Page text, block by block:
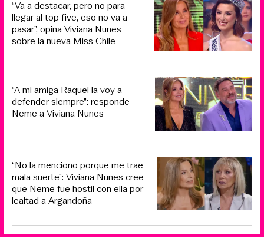
“Va a destacar, pero no para
llegar al top five, eso no va a
pasar”, opina Viviana Nunes
sobre la nueva Miss Chile
“A mi amiga Raquel la voy a
defender siempre”: responde
Neme a Viviana Nunes
“No la menciono porque me trae
mala suerte”: Viviana Nunes cree
que Neme fue hostil con ella por
lealtad a Argandoña